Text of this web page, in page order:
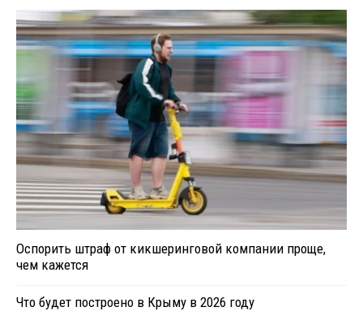
Оспорить штраф от кикшеринговой компании проще,
чем кажется
Что будет построено в Крыму в 2026 году